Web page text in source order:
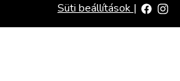
Süti beállítások |